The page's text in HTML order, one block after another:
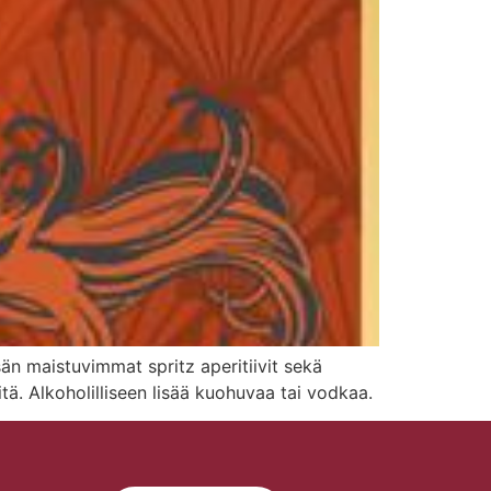
maistuvimmat spritz aperitiivit sekä
Alkoholilliseen lisää kuohuvaa tai vodkaa.